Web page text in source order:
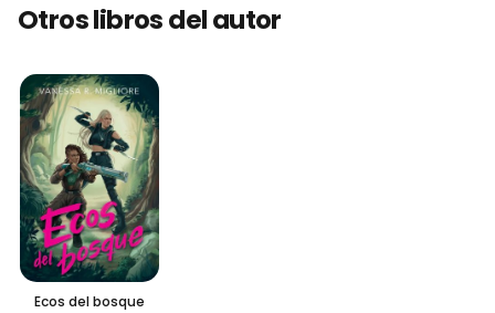
Otros libros del autor
Ecos del bosque